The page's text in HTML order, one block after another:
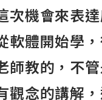
次機會來表達
軟體開始學
師教的，不
觀念的講解